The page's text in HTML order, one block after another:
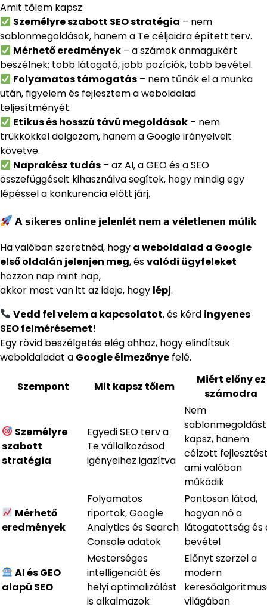
Amit tőlem kapsz:
Személyre szabott SEO stratégia – nem
sablonmegoldások, hanem a Te céljaidra épített terv.
Mérhető eredmények – a számok önmagukért
beszélnek: több látogató, jobb pozíciók, több bevétel.
Folyamatos támogatás – nem tűnök el a munka
után, figyelem és fejlesztem a weboldalad
teljesítményét.
Etikus és hosszú távú megoldások – nem
trükkökkel dolgozom, hanem a Google irányelveit
követve.
Naprakész tudás – az AI, a GEO és a SEO
összefüggéseit kihasználva segítek, hogy mindig egy
lépéssel a konkurencia előtt járj.
A sikeres online jelenlét nem a véletlenen múlik
Ha valóban szeretnéd, hogy a weboldalad a Google
első oldalán jelenjen meg, ésvalódi ügyfeleket
hozzon nap mint nap,
akkor most van itt az ideje, hogy lépj.
Vedd fel velem a kapcsolatot, és kérd ingyenes
SEO felmérésemet!
Egy rövid beszélgetés elég ahhoz, hogy elindítsuk
weboldaladat a Google élmezőnye felé.
Szempont Mit kapsz tőlem
Miért előny ez
számodra
Személyre
szabott
stratégia
Egyedi SEO terv a
Te vállalkozásod
igényeihez igazítva
Nem
sablonmegoldást
kapsz, hanem
célzott
ami valóban
működik
Mérhető
eredmények
Folyamatos
riportok, Google
Analytics és Search
Console adatok
Pontosan látod,
hogyan nő a
látogatottság és
bevétel
AI és GEO
alapú SEO
Mesterséges
intelligenciát és
helyi optimalizálást
is alkalmazok
Előnyt szerzel a
modern
világában